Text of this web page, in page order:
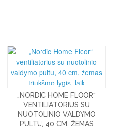
„NORDIC HOME FLOOR“
VENTILIATORIUS SU
NUOTOLINIO VALDYMO
PULTU, 40 CM, ŽEMAS